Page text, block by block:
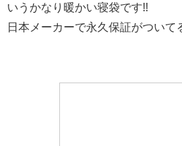
いうかなり暖かい寝袋です!!
日本メーカーで永久保証がついて